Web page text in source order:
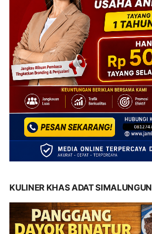
KULINER KHAS ADAT SIMALUNGUN